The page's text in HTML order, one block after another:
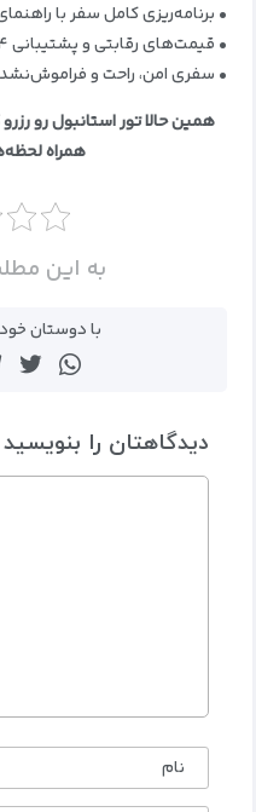
• برنامه‌ریزی کامل سفر با
• قیمت‌های رقابتی و پشتیبانی ۲۴ساعته تجربه می‌کنی
• سفری امن، راحت و
همین حالا تور استانبول رو
همراه
به این
با دوستان
دیدگاهتان را بنویسید
نام